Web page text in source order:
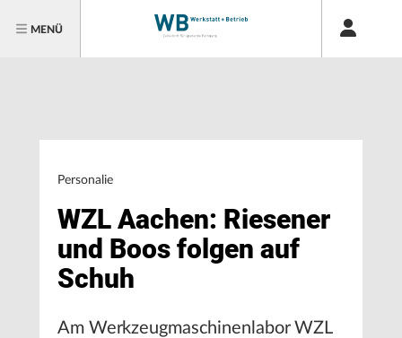
MENÜ
Personalie
WZL Aachen: Riesener
und Boos folgen auf
Schuh
Am Werkzeugmaschinenlabor WZL